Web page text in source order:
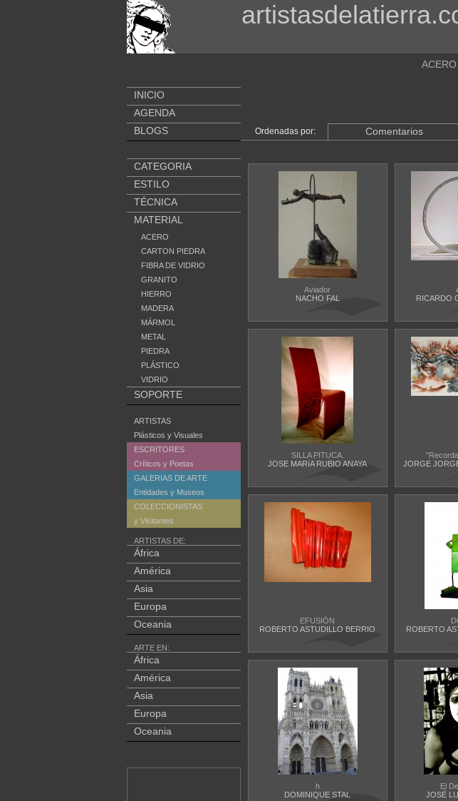
INICIO
AGENDA
BLOGS
CATEGORIA
ESTILO
TÉCNICA
MATERIAL
ACERO
CARTON PIEDRA
FIBRA DE VIDRIO
GRANITO
HIERRO
MADERA
MÁRMOL
METAL
PIEDRA
PLÁSTICO
VIDRIO
SOPORTE
ARTISTAS
Plásticos y Visuales
ESCRITORES
Críticos y Poetas
GALERIAS DE ARTE
Entidades y Museos
COLECCIONISTAS
y Visitantes
ARTISTAS DE:
África
América
Asia
Europa
Oceania
ARTE EN:
África
América
Asia
Europa
Oceania
Ordenadas por: Comentarios
Aviador
NACHO FAL
RICARDO
SILLA PITUCA.
JOSE MARíA RUBIO ANAYA
JORGE
EFUSIÓN
ROBERTO ASTUDILLO BERRIO
ROBERTO
h
DOMINIQUE STAL
El
JOSÉ